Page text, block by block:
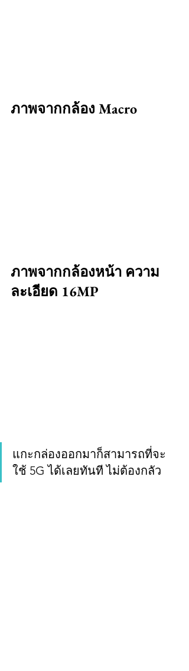
ภาพจากกล้อง Macro
ภาพจากกล้องหน้า ความ
ละเอียด 16MP
แกะกล่องออกมาก็สามารถที่จะ
ใช้ 5G ได้เลยทันที ไม่ต้องกลัว